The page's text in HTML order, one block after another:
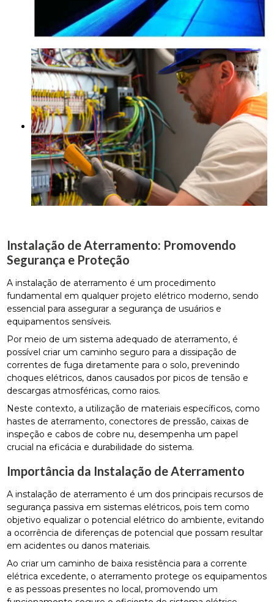
Instalação de Aterramento: Promovendo
Segurança e Proteção
A instalação de aterramento é um procedimento
fundamental em qualquer projeto elétrico moderno, sendo
essencial para assegurar a segurança de usuários e
equipamentos sensíveis.
Por meio de um sistema adequado de aterramento, é
possível criar um caminho seguro para a dissipação de
correntes de fuga diretamente para o solo, prevenindo
choques elétricos, danos causados por picos de tensão e
descargas atmosféricas, como raios.
Neste contexto, a utilização de materiais específicos, como
hastes de aterramento, conectores de pressão, caixas de
inspeção e cabos de cobre nu, desempenha um papel
crucial na eficácia e durabilidade do sistema.
Importância da Instalação de Aterramento
A instalação de aterramento é um dos principais recursos de
segurança passiva em sistemas elétricos, pois tem como
objetivo equalizar o potencial elétrico do ambiente, evitando
a ocorrência de diferenças de potencial que possam resultar
em acidentes ou danos materiais.
Ao criar um caminho de baixa resistência para a corrente
elétrica excedente, o aterramento protege os equipamentos
e as pessoas presentes no local, promovendo um